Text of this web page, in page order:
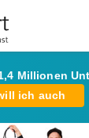
Millionen
ich auch